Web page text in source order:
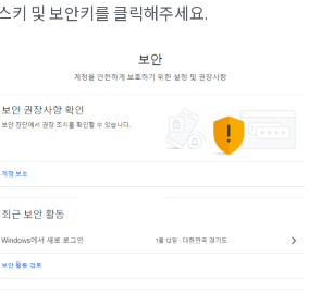
키 및 보안키를 클릭해주세요.